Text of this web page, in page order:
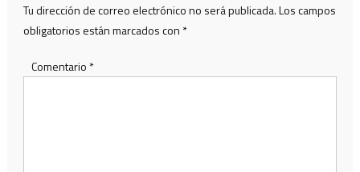
Tu dirección de correo electrónico no será publicada.Los campos
obligatorios están marcados con *
Comentario *